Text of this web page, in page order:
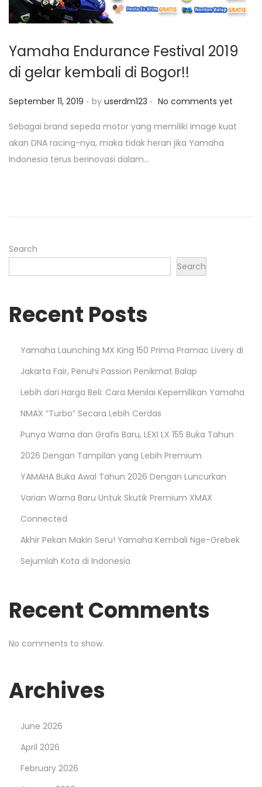
o
Yamaha Endurance Festival 2019
di gelar kembali di Bogor!!
P
s
t
e
September 11, 2019 . by userdm123 . No comments yet
Sebagai brand sepeda motor yang memiliki image kuat
akan DNA racing-nya, maka tidak heran jika Yamaha
Indonesia terus berinovasi dalam…
Search
Search
Recent Posts
Yamaha Launching MX King 150 Prima Pramac Livery di
Jakarta Fair, Penuhi Passion Penikmat Balap
Lebih dari Harga Beli: Cara Menilai Kepemilikan Yamaha
NMAX “Turbo” Secara Lebih Cerdas
Punya Warna dan Grafis Baru, LEXI LX 155 Buka Tahun
2026 Dengan Tampilan yang Lebih Premium
YAMAHA Buka Awal Tahun 2026 Dengan Luncurkan
Varian Warna Baru Untuk Skutik Premium XMAX
Connected
Akhir Pekan Makin Seru! Yamaha Kembali Nge-Grebek
Sejumlah Kota di Indonesia
Recent Comments
No comments to show.
Archives
June 2026
April 2026
February 2026